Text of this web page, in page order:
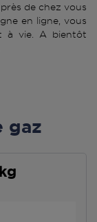
de chez vous
en ligne, vous
à vie. A bientôt
gaz